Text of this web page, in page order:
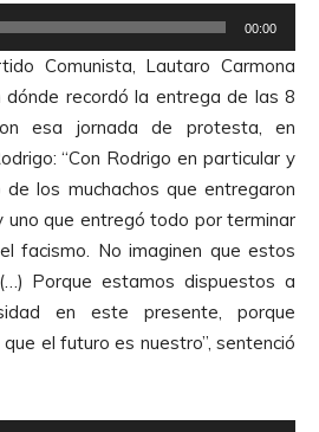
00:00
Comunista, Lautaro Carmona
dónde recordó la entrega de las 8
esa jornada de protesta, en
“Con Rodrigo en particular y
los muchachos que entregaron
uno que entregó todo por terminar
facismo. No imaginen que estos
Porque estamos dispuestos a
en este presente, porque
el futuro es nuestro”, sentenció